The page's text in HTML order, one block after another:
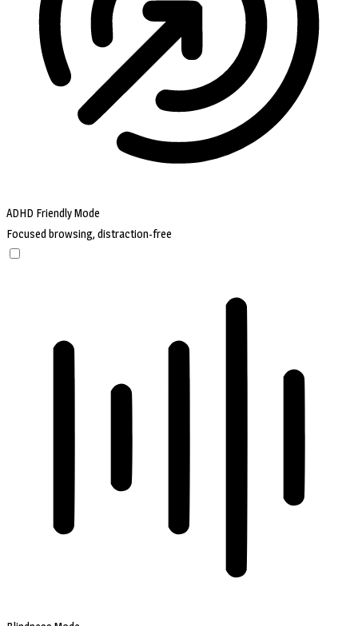
ADHD Friendly Mode
Focused browsing, distraction-free